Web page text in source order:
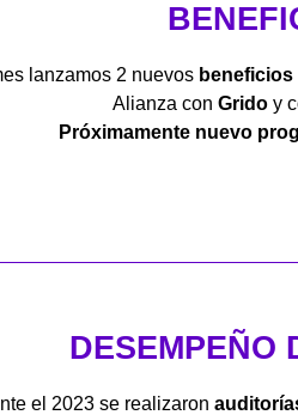
lanzamos 2 nuevos beneficios
Alianza con Grido y
Próximamente nuevo
DESEMPEÑO
el 2023 se realizaron